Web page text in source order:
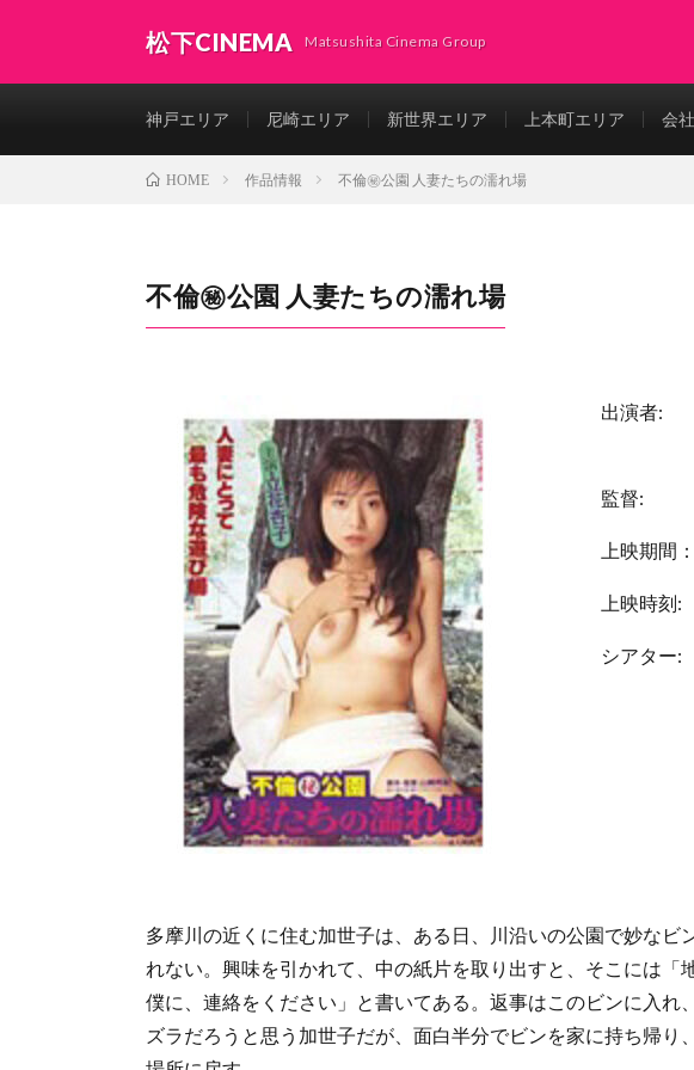
松下CINEMA Matsushita Cinema Group
神戸エリア 尼崎エリア 新世界エリア 上本町エリア 会
HOME 作品情報 不倫㊙公園 人妻たちの濡れ場
不倫㊙公園 人妻たちの濡れ場
出演者:
監督:
上映期間：
上映時刻:
シアター:
多摩川の近くに住む加世子は、ある日、川沿いの公園で妙なビ
れない。興味を引かれて、中の紙片を取り出すと、そこには「
僕に、連絡をください」と書いてある。返事はこのビンに入れ
ズラだろうと思う加世子だが、面白半分でビンを家に持ち帰り